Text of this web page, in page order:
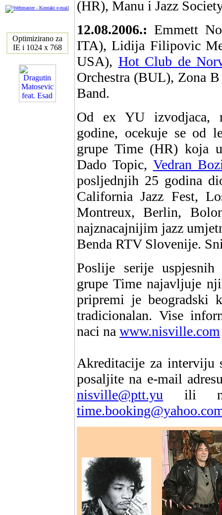
Optimizirano za
IE i 1024 x 768
(HR), Manu i Jazz
12.08.2006.: Emmett
ITA), Lidija Filipovic
USA), Hot Club de
Orchestra (BUL), Zona
Band.
Od ex YU izvodjaca,
godine, ocekuje se od
grupe Time (HR) koja
Dado Topic, Vedran
posljednjih 25 godina
California Jazz Fest,
Montreux, Berlin,
najznacajnijim jazz
Benda RTV Slovenije.
Poslije serije uspjesnih
grupe Time najavljuje
pripremi je beogradski
tradicionalan. Vise
naci na www.nisville.com
Akreditacije za interviju
posaljite na e-mail
nisville@ptt.yu ili na